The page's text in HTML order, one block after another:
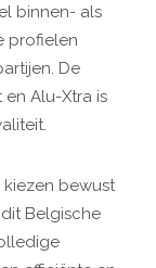
binnen- als
profielen
De
Alu-Xtra is
kiezen bewust
Belgische